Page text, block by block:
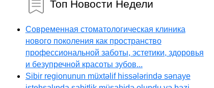
Топ Новости Недели
Современная стоматологическая клиника
нового поколения как пространство
профессиональной заботы, эстетики, здоровья
и безупречной красоты зубов...
Sibir regionunun müxtəlif hissələrində sənaye